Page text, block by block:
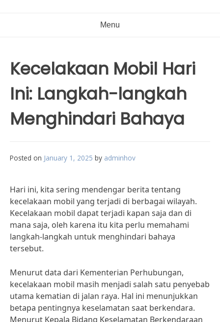
Menu
Kecelakaan Mobil Hari
Ini: Langkah-langkah
Menghindari Bahaya
Posted on January 1, 2025 by adminhov
Hari ini, kita sering mendengar berita tentang
kecelakaan mobil yang terjadi di berbagai wilayah.
Kecelakaan mobil dapat terjadi kapan saja dan di
mana saja, oleh karena itu kita perlu memahami
langkah-langkah untuk menghindari bahaya
tersebut.
Menurut data dari Kementerian Perhubungan,
kecelakaan mobil masih menjadi salah satu penyebab
utama kematian di jalan raya. Hal ini menunjukkan
betapa pentingnya keselamatan saat berkendara.
Menurut Kepala Bidang Keselamatan Berkendaraan